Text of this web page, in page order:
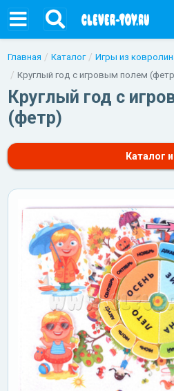
Главная Каталог
Игры из
Круглый год с игровым полем
Круглый год с
(фетр)
Каталог